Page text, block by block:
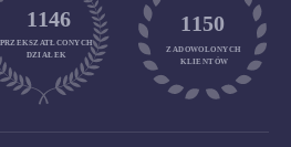
1146
PRZEKSZATŁCONYCH
DZIAŁEK
1150
ZADOWOLONYCH
KLIENTÓW